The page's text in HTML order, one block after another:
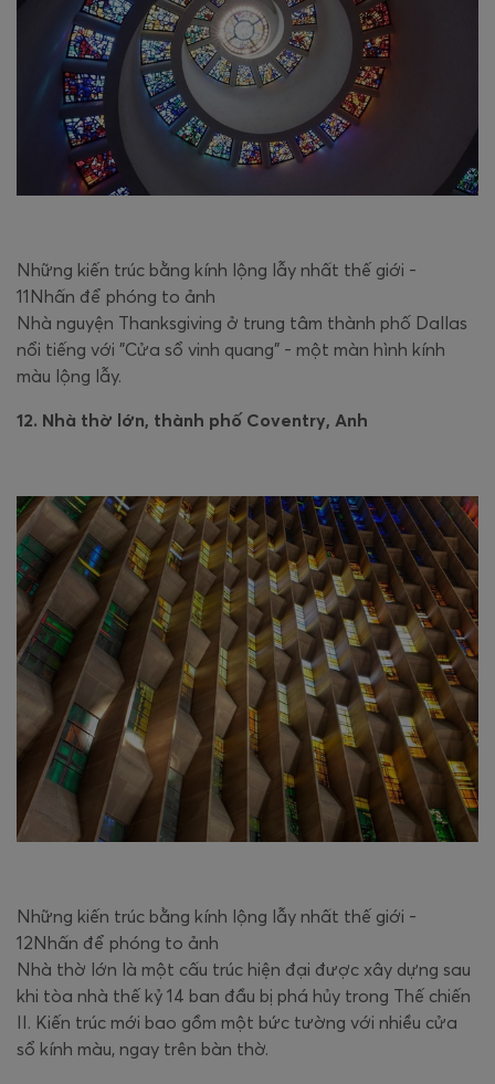
Những kiến trúc bằng kính lộng lẫy nhất thế giới -
11Nhấn để phóng to ảnh
Nhà nguyện Thanksgiving ở trung tâm thành phố Dallas
nổi tiếng với "Cửa sổ vinh quang" - một màn hình kính
màu lộng lẫy.
12. Nhà thờ lớn, thành phố Coventry, Anh
Những kiến trúc bằng kính lộng lẫy nhất thế giới -
12Nhấn để phóng to ảnh
Nhà thờ lớn là một cấu trúc hiện đại được xây dựng sau
khi tòa nhà thế kỷ 14 ban đầu bị phá hủy trong Thế chiến
II. Kiến trúc mới bao gồm một bức tường với nhiều cửa
sổ kính màu, ngay trên bàn thờ.